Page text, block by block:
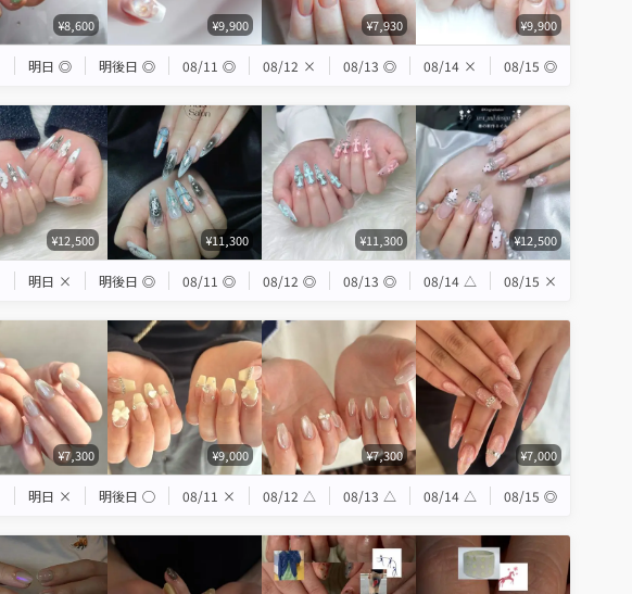
¥8,600 ¥9,900 ¥7,930 ¥9,900
明日 ◎ 明後日 ◎ 08/11 ◎ 08/12 × 08/13 ◎ 08/14 × 08/15 ◎
¥12,500 ¥11,300 ¥11,300 ¥12,500
明日 × 明後日 ◎ 08/11 ◎ 08/12 ◎ 08/13 ◎ 08/14 △ 08/15 ×
¥7,300 ¥9,000 ¥7,300 ¥7,000
明日 × 明後日 ◯ 08/11 × 08/12 △ 08/13 △ 08/14 △ 08/15 ◎